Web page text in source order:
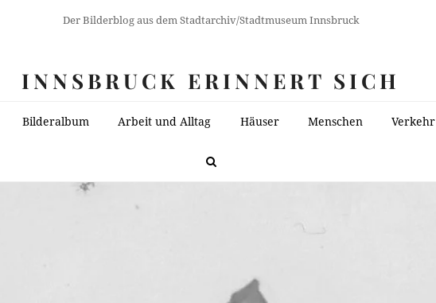
Der Bilderblog aus dem Stadtarchiv/Stadtmuseum Innsbruck
INNSBRUCK ERINNERT SICH
Bilderalbum Arbeit und Alltag Häuser Menschen Verkehr